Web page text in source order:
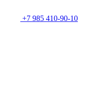
+7 985 410-90-10